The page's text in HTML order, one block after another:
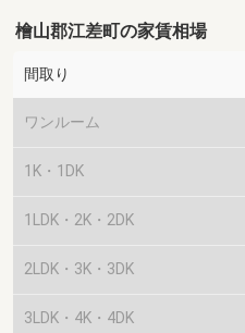
檜山郡江差町の家賃相場
間取り
ワンルーム
1K・1DK
1LDK・2K・2DK
2LDK・3K・3DK
3LDK・4K・4DK